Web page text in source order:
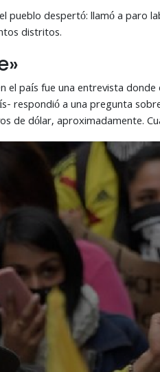
pueblo despertó: llamó a
distritos.
el país fue una entrevista
respondió a una pregunta
de dólar, aproximadamente.